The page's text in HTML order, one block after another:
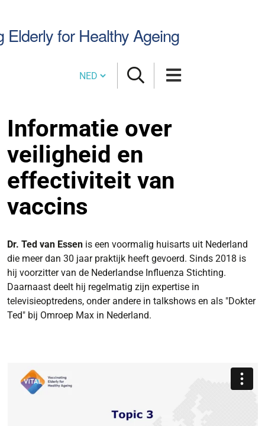
Elderly for Healthy Ageing
Cambia lingua
Informatie over
veiligheid en
effectiviteit van
vaccins
Dr. Ted van Essen is een voormalig huisarts uit Nederland
die meer dan 30 jaar praktijk heeft gevoerd. Sinds 2018 is
hij voorzitter van de Nederlandse Influenza Stichting.
Daarnaast deelt hij regelmatig zijn expertise in
televisieoptredens, onder andere in talkshows en als "Dokter
Ted" bij Omroep Max in Nederland.